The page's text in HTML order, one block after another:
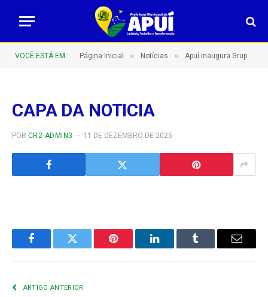
VOCÊ ESTÁ EM: Página Inicial » Notícias » Apuí inaugura Grupamento Integrado de Combate a Incêndio e Proteção Civil (GCIP) Nova estrutura reforça segurança, prevenção e resposta rápida a emergências no município
CAPA DA NOTICIA
POR CR2-ADMIN3 11 DE DEZEMBRO DE 2025
FacebookTwitter Pinterest LinkedInTumblr
E-
ARTIGO ANTERIOR